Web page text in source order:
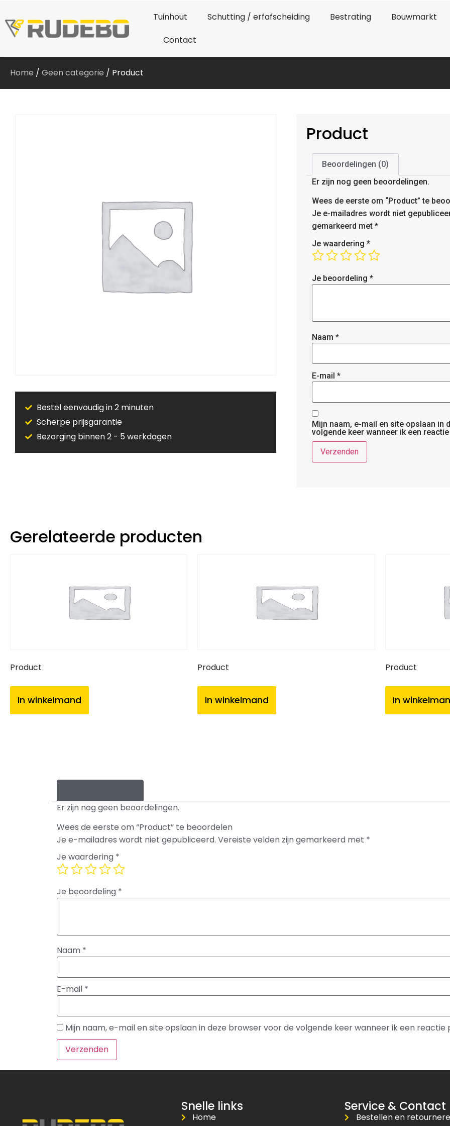
Tuinhout Schutting / erfafscheiding Bestrating
Bouwmarkt
Contact
Home / Geen categorie / Product
Bestel eenvoudig in 2 minuten
Scherpe prijsgarantie
Bezorging binnen 2 - 5 werkdagen
Product
Beoordelingen (0)
Er zijn nog geen beoordelingen.
Wees de eerste om “Product” te
Je e-mailadres wordt niet
gemarkeerd met *
Je waardering *
Je beoordeling *
Naam *
E-mail *
Mijn naam, e-mail en site opslaan in
volgende keer wanneer ik een
Gerelateerde producten
Product
In winkelmand
Product
In winkelmand
Product
In
Er zijn nog geen beoordelingen.
Wees de eerste om “Product” te beoordelen
Je e-mailadres wordt niet gepubliceerd. Vereiste velden zijn gemarkeerd met *
Je waardering *
Je beoordeling *
Naam *
E-mail *
Mijn naam, e-mail en site opslaan in deze browser voor de volgende keer wanneer ik een reactie
Snelle links
Home
Service & Contact
Bestellen en